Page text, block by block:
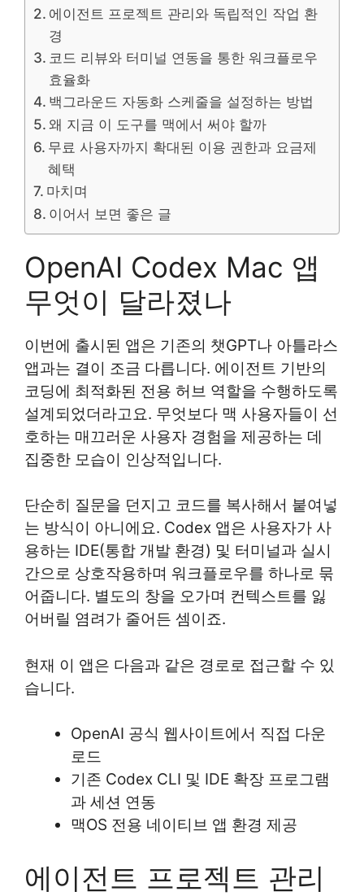
에이전트 프로젝트 관리와 독립적인 작업 환
경
코드 리뷰와 터미널 연동을 통한 워크플로우
효율화
백그라운드 자동화 스케줄을 설정하는 방법
왜 지금 이 도구를 맥에서 써야 할까
무료 사용자까지 확대된 이용 권한과 요금제
혜택
마치며
이어서 보면 좋은 글
OpenAI Codex Mac 앱
무엇이 달라졌나
이번에 출시된 앱은 기존의 챗GPT나 아틀라스
앱과는 결이 조금 다릅니다. 에이전트 기반의
코딩에 최적화된 전용 허브 역할을 수행하도록
설계되었더라고요. 무엇보다 맥 사용자들이 선
호하는 매끄러운 사용자 경험을 제공하는 데
집중한 모습이 인상적입니다.
단순히 질문을 던지고 코드를 복사해서 붙여넣
는 방식이 아니에요. Codex 앱은 사용자가 사
용하는 IDE(통합 개발 환경) 및 터미널과 실시
간으로 상호작용하며 워크플로우를 하나로 묶
어줍니다. 별도의 창을 오가며 컨텍스트를 잃
어버릴 염려가 줄어든 셈이죠.
현재 이 앱은 다음과 같은 경로로 접근할 수 있
습니다.
OpenAI 공식 웹사이트에서 직접 다운
로드
기존 Codex CLI 및 IDE 확장 프로그램
과 세션 연동
맥OS 전용 네이티브 앱 환경 제공
에이전트 프로젝트 관리